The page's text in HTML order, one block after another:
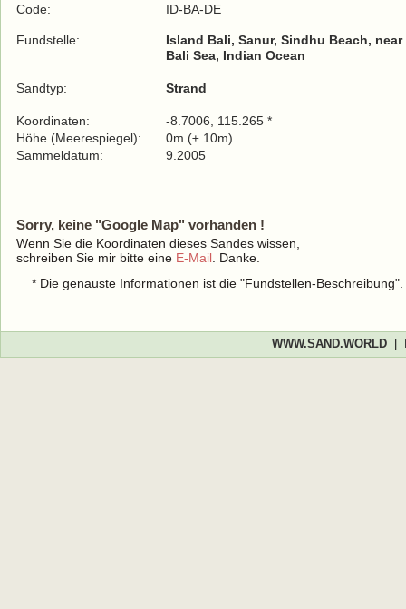
Code:
ID-BA-DE
Fundstelle:
Island Bali, Sanur, Sindhu Beach,
Bali Sea, Indian Ocean
Sandtyp: Strand
Koordinaten:
-8.7006, 115.265 *
Höhe (Meerespiegel):
0m (± 10m)
Sammeldatum:
9.2005
Sorry, keine "Google Map" vorhanden !
Wenn Sie die Koordinaten dieses Sandes wissen,
schreiben Sie mir bitte eine E-Mail . Danke.
* Die genauste Informationen ist die "Fundstellen-
WWW.SAND.WORLD|